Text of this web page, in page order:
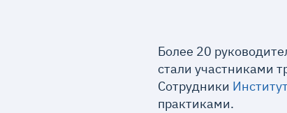
Более 20
стали участниками
Сотрудники
практиками.